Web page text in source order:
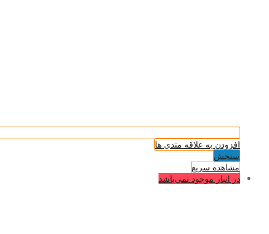
افزودن به علاقه مندی ها
سنجش
مشاهده سریع
در انبار موجود نمی‌باشد